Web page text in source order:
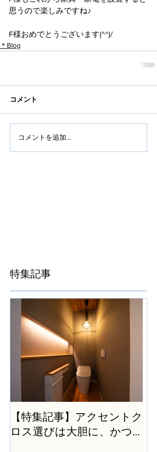
思うので楽しみですね♪
F様おめでとうございます(^^)/
＊Blog
コメント
コメントを追加…
特集記事
【特集記事】アクセントク
ロス選びは大胆に、かつ